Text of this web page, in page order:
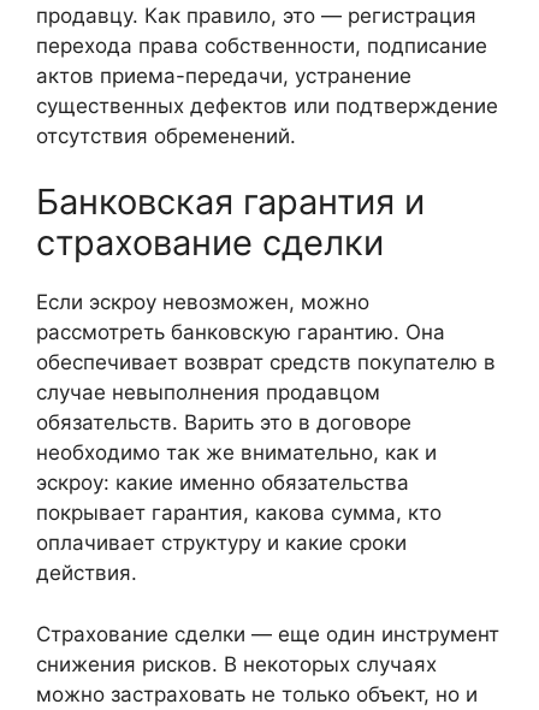
продавцу. Как правило, это — регистрация
перехода права собственности, подписание
актов приема-передачи, устранение
существенных дефектов или подтверждение
отсутствия обременений.
Банковская гарантия и
страхование сделки
Если эскроу невозможен, можно
рассмотреть банковскую гарантию. Она
обеспечивает возврат средств покупателю в
случае невыполнения продавцом
обязательств. Варить это в договоре
необходимо так же внимательно, как и
эскроу: какие именно обязательства
покрывает гарантия, какова сумма, кто
оплачивает структуру и какие сроки
действия.
Страхование сделки — еще один инструмент
снижения рисков. В некоторых случаях
можно застраховать не только объект, но и